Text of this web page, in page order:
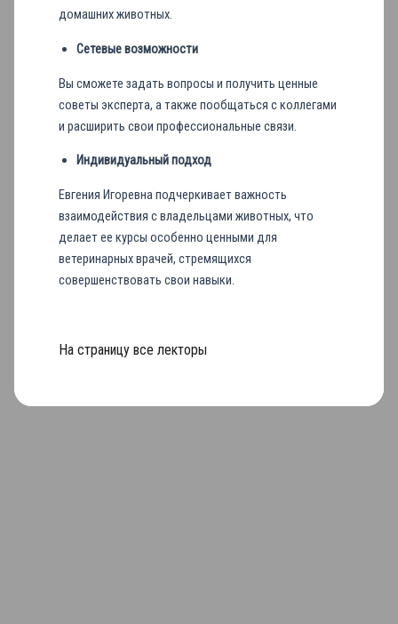
домашних животных.
Сетевые возможности
Вы сможете задать вопросы и получить ценные
советы эксперта, а также пообщаться с коллегами
и расширить свои профессиональные связи.
Индивидуальный подход
Евгения Игоревна подчеркивает важность
взаимодействия с владельцами животных, что
делает ее курсы особенно ценными для
ветеринарных врачей, стремящихся
совершенствовать свои навыки.
На страницу все лекторы